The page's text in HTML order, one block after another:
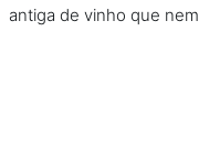
antiga de vinho que